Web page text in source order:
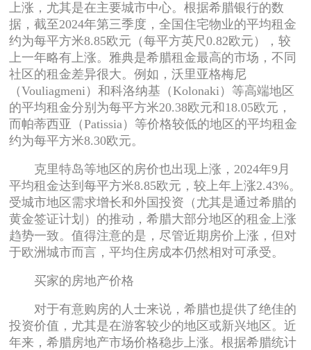
上涨，尤其是在主要城市中心。根据希腊银行的数
据，截至2024年第三季度，全国住宅物业的平均租金
约为每平方米8.85欧元（每平方英尺0.82欧元），较
上一年略有上涨。雅典是希腊租金最高的市场，不同
社区的租金差异很大。例如，沃里亚格梅尼
（Vouliagmeni）和科洛纳基（Kolonaki）等高端地区
的平均租金分别为每平方米20.38欧元和18.05欧元，
而帕蒂西亚（Patissia）等价格较低的地区的平均租金
约为每平方米8.30欧元。
克里特岛等地区的房价也出现上涨，2024年9月
平均租金达到每平方米8.85欧元，较上年上涨2.43%。
受城市地区需求增长和外国投资（尤其是通过希腊的
黄金签证计划）的推动，希腊大部分地区的租金上涨
趋势一致。值得注意的是，尽管近期房价上涨，但对
于欧洲城市而言，平均住房成本仍然相对可承受。
买家的房地产价格
对于有意购房的人士来说，希腊也提供了绝佳的
投资价值，尤其是在游客较少的地区或新兴地区。近
年来，希腊房地产市场价格稳步上涨。根据希腊统计